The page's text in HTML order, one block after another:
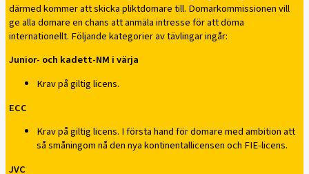
därmed kommer att skicka pliktdomare till. Domarkommissionen vill
ge alla domare en chans att anmäla intresse för att döma
internationellt. Följande kategorier av tävlingar ingår:
Junior- och kadett-NM i värja
Krav på giltig licens.
ECC
Krav på giltig licens. I första hand för domare med ambition att
så småningom nå den nya kontinentallicensen och FIE-licens.
JVC